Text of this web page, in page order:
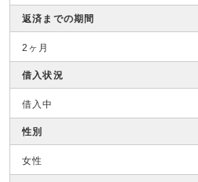
返済までの期間
2ヶ月
借入状況
借入中
性別
女性